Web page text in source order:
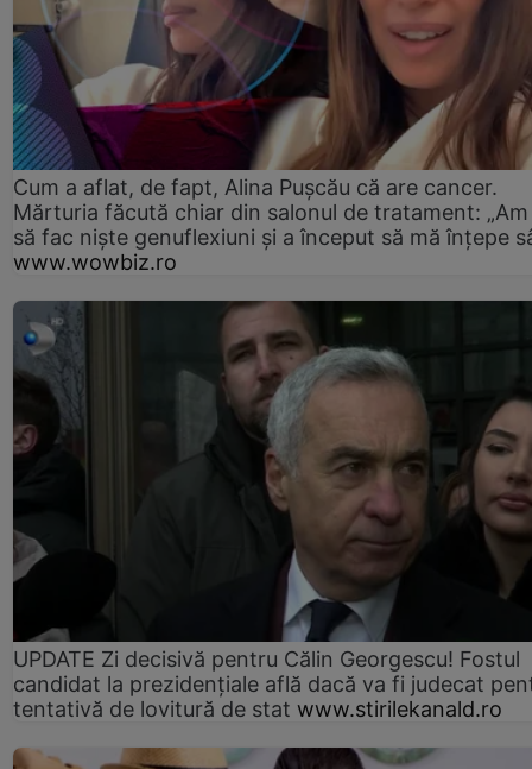
Cum a aflat, de fapt, Alina Pușcău că are cancer.
Mărturia făcută chiar din salonul de tratament:
să fac niște genuflexiuni și a început să mă înțepe
www.wowbiz.ro
UPDATE Zi decisivă pentru Călin Georgescu! Fostul
candidat la prezidențiale află dacă va fi judecat
tentativă de lovitură de stat www.stirilekanald.ro